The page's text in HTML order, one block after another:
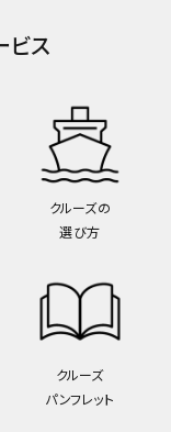
ビス
クルーズの
選び方
クルーズ
パンフレット